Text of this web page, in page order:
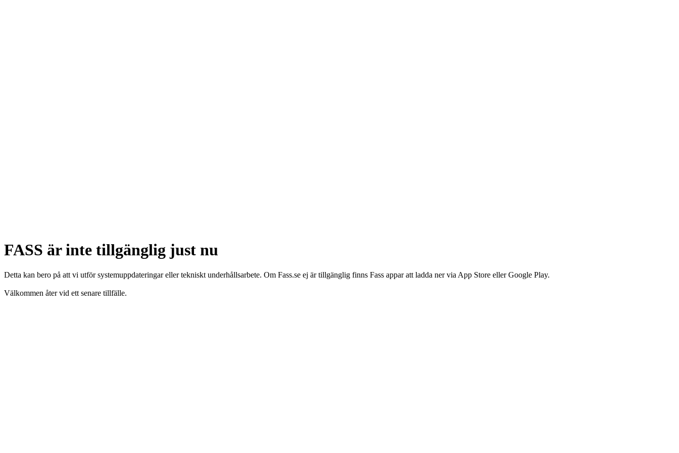
FASS är inte tillgänglig just nu
Detta kan bero på att vi utför systemuppdateringar eller tekniskt underhållsarbete. Om Fass.se ej är tillgänglig finns Fass appar att ladda ner via App Store eller Google Play.
Välkommen åter vid ett senare tillfälle.